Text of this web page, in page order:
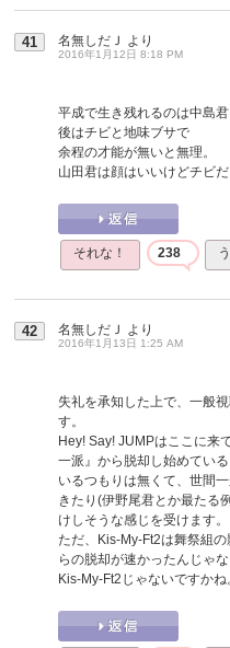
41 名無しだＪ より
2016年1月12日 8:18 PM
平成で生き残れるのは中島君
後はチビと地味ブサで
余程の才能が無いと無理。
山田君は顔はいいけどチビ
それな！ 238
42 名無しだＪ より
2016年1月13日 1:25 AM
失礼を承知した上で、一般
す。
Hey! Say! JUMPはここに来
一派』から脱却し始めてい
いるつもりは無くて、世間
きたり(伊野尾君とか最たる
けしそうな感じを受けます。
ただ、Kis-My-Ft2は舞祭組
らの脱却が速かったんじゃ
Kis-My-Ft2じゃないですかね